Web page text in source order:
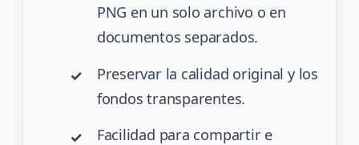
PNG en un solo archivo o en
documentos separados.
Preservar la calidad original y los
fondos transparentes.
Facilidad para compartir e